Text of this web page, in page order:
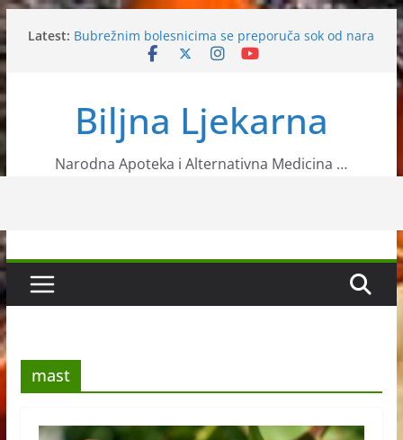
Skip
to
content
Latest: Bubrežnim bolesnicima se preporuča sok od nara
Glogom protive angine pektoris
Ljekovita biljka bršljan
Biljna Ljekarna
Narodna Apoteka i Alternativna Medicina …
mast